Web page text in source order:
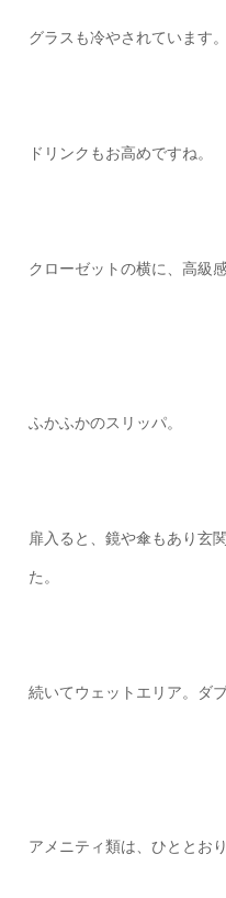
グラスも冷やされています。
ドリンクもお高めですね。
クローゼットの横に、高級
ふかふかのスリッパ。
扉入ると、鏡や傘もあり玄
た。
続いてウェットエリア。ダ
アメニティ類は、ひととお